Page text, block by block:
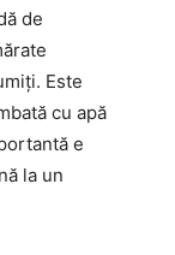
de
Este
cu apă
e
la un